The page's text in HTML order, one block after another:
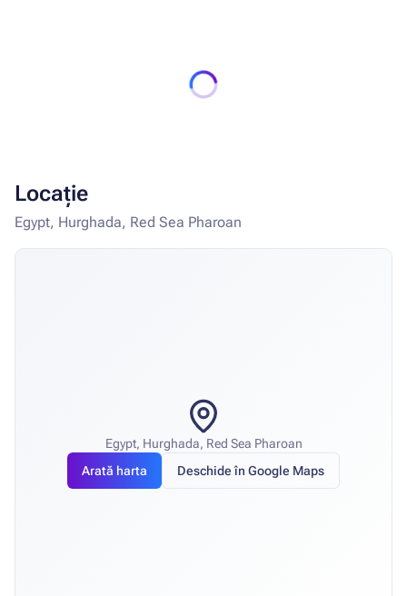
Locație
Egypt, Hurghada, Red Sea Pharoan
Egypt, Hurghada, Red Sea Pharoan
Arată harta
Deschide în Google Maps